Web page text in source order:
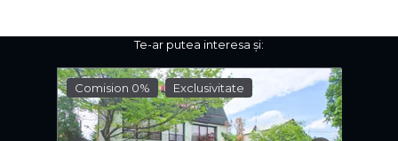
Te-ar putea interesa și:
Comision 0% Exclusivitate